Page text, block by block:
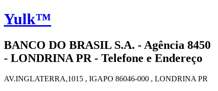
Yulk™
BANCO DO BRASIL S.A. - Agência 8450
- LONDRINA PR - Telefone e Endereço
AV.INGLATERRA,1015 , IGAPO 86046-000 , LONDRINA PR